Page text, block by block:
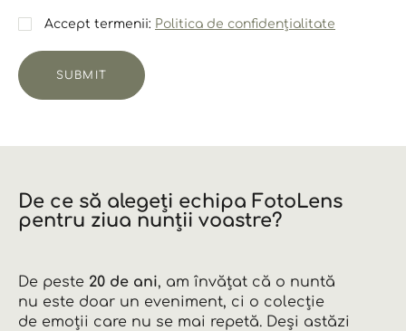
Accept termenii: Politica de confidențialitate
SUBMIT
De ce să alegeți echipa FotoLens
pentru ziua nunții voastre?
De peste 20 de ani, am învățat că o nuntă
nu este doar un eveniment, ci o colecție
de emoții care nu se mai repetă. Deși astăzi